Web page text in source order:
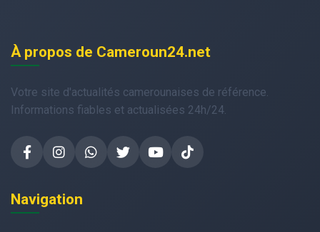
À propos de Cameroun24.net
Votre site d'actualités camerounaises de référence.
Informations fiables et actualisées 24h/24.
Navigation